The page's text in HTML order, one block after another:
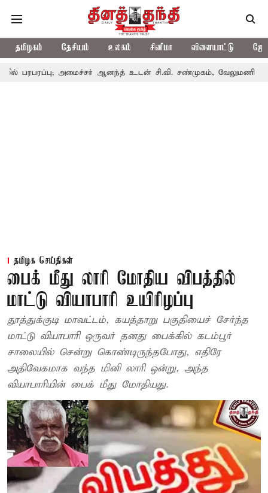
தமிழகம் தேசியம் உலகம் சினிமா விளையாட்டு
பரபரப்பு; அமைச்சர் ஆனந்த் உடன் சி.வி. சண்முகம், வேலுமணி
தமிழக செய்திகள்
பைக் மீது லாரி மோதிய விபத்தில்
மாட்டு வியாபாரி உயிரிழப்பு
தூத்துக்குடி மாவட்டம், கயத்தாறு பகுதியைச் சேர்ந்த
மாட்டு வியாபாரி ஒருவர் தனது பைக்கில் கடம்பூர்
சாலையில் சென்று கொண்டிருந்தபோது, எதிரே
அதிவேகமாக வந்த மினி லாரி ஒன்று, அந்த
வியாபாரியின் பைக் மீது மோதியது.